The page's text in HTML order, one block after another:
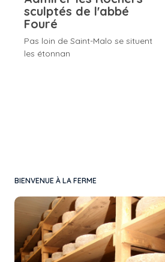
sculptés de l'abbé
Fouré
Pas loin de Saint-Malo se situent
les étonnan
BIENVENUE À LA FERME